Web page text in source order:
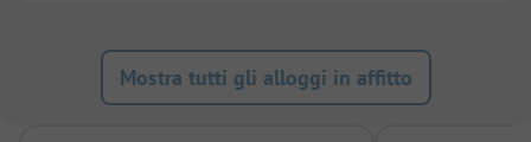
Mostra tutti gli alloggi in affitto